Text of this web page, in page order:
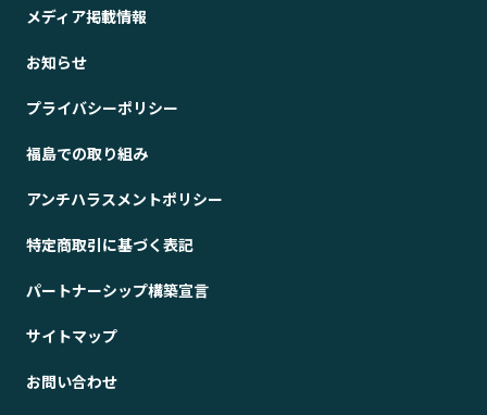
メディア掲載情報
お知らせ
プライバシーポリシー
福島での取り組み
アンチハラスメントポリシー
特定商取引に基づく表記
パートナーシップ構築宣言
サイトマップ
お問い合わせ